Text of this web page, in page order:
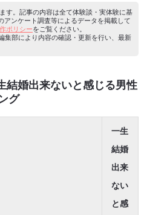
す。記事の内容は全て体験談・実体験に基
ンケート調査等によるデータを掲載して
ポリシーをご覧ください。
部により内容の確認・更新を行い、最新
結婚出来ないと感じる男性
グ
一生
結婚
出来
ない
と感